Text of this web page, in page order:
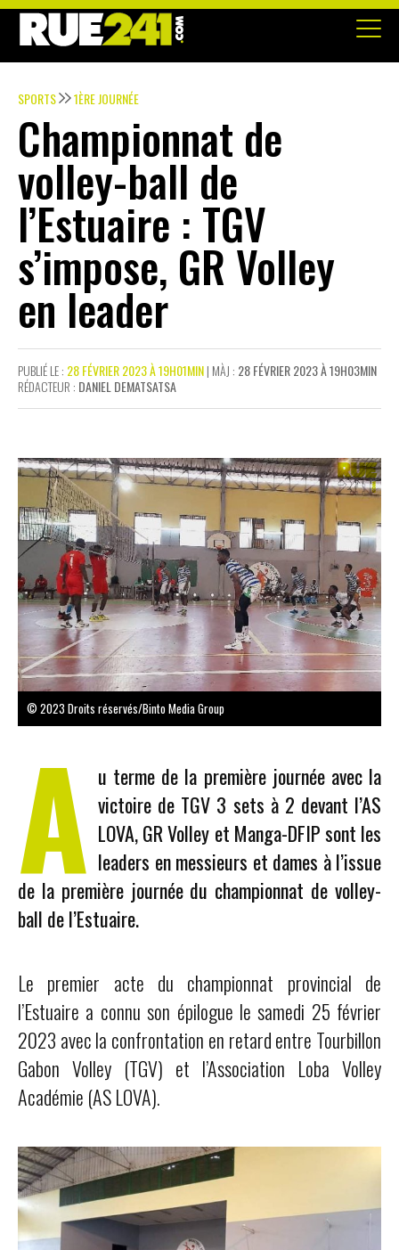
SPORTS 1ÈRE JOURNÉE
Championnat de
volley-ball de
l’Estuaire : TGV
s’impose, GR Volley
en leader
PUBLIÉ LE : 28 FÉVRIER 2023 À 19H01MIN| MÀJ : 28 FÉVRIER 2023 À 19H03MIN
RÉDACTEUR : DANIEL DEMATSATSA
© 2023 Droits réservés/Binto Media Group
A u terme de la première journée avec la
victoire de TGV 3 sets à 2 devant l’AS
LOVA, GR Volley et Manga-DFIP sont les
leaders en messieurs et dames à l’issue
de la première journée du championnat de volley-
ball de l’Estuaire.
Le premier acte du championnat provincial de
l’Estuaire a connu son épilogue le samedi 25 février
2023 avec la confrontation en retard entre Tourbillon
Gabon Volley (TGV) et l’Association Loba Volley
Académie (AS LOVA).